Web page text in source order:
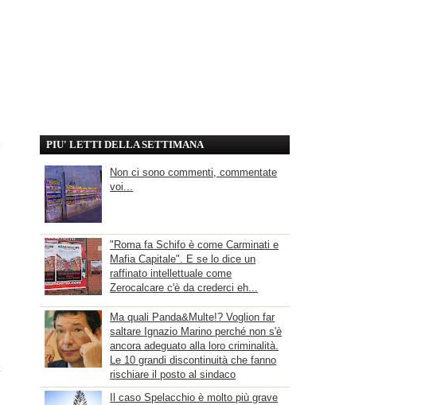
PIU' LETTI DELLA SETTIMANA
Non ci sono commenti, commentate
voi...
"Roma fa Schifo è come Carminati e
Mafia Capitale". E se lo dice un
raffinato intellettuale come
Zerocalcare c'è da crederci eh...
Ma quali Panda&Multe!? Voglion far
saltare Ignazio Marino perché non s'è
ancora adeguato alla loro criminalità.
Le 10 grandi discontinuità che fanno
rischiare il posto al sindaco
Il caso Spelacchio è molto più grave